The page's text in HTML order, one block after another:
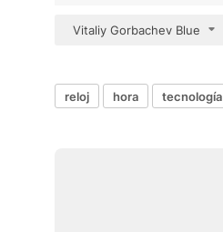
Vitaliy Gorbachev Blue
reloj hora tecnología